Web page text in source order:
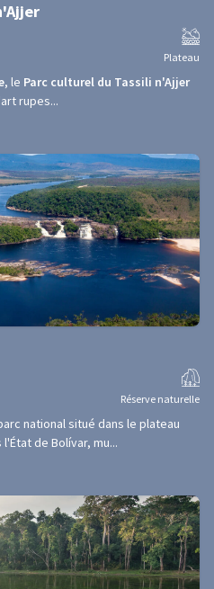
Plateau
, le Parc culturel du Tassili n'Ajjer
rupes...
Réserve naturelle
national situé dans le plateau
de Bolívar, mu...